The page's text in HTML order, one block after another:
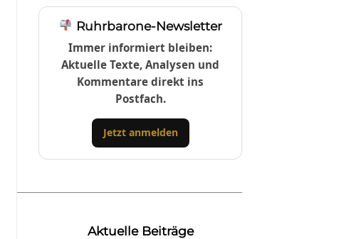
Ruhrbarone-Newsletter
Immer informiert bleiben:
Aktuelle Texte, Analysen und
Kommentare direkt ins
Postfach.
Jetzt anmelden
Aktuelle Beiträge